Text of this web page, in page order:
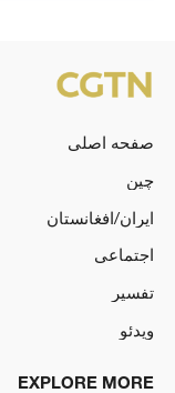
صفحه اصلی
چین
ایران/افغانستان
اجتماعی
تفسیر
ویدئو
EXPLORE MORE